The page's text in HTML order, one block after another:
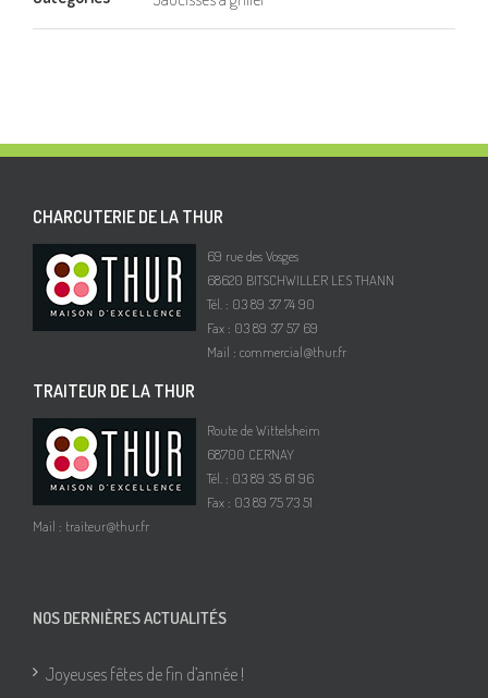
CHARCUTERIE DE LA THUR
69 rue des Vosges
68620 BITSCHWILLER LES THANN
Tél. : 03 89 37 74 90
Fax : 03 89 37 57 69
Mail : commercial@thur.fr
TRAITEUR DE LA THUR
Route de Wittelsheim
68700 CERNAY
Tél. : 03 89 35 61 96
Fax : 03 89 75 73 51
Mail : traiteur@thur.fr
NOS DERNIÈRES ACTUALITÉS
Joyeuses fêtes de fin d’année !